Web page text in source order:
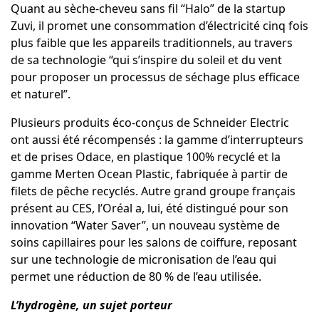
Quant au sèche-cheveu sans fil “Halo”de la startup
Zuvi, il promet une consommation d’électricité cinq fois
plus faible que les appareils traditionnels, au travers
de sa technologie “qui s’inspire du soleil et du vent
pour proposer un processus de séchage plus efficace
et naturel”.
Plusieurs produits éco-conçus de Schneider Electric
ont aussi été récompensés : la gamme d’interrupteurs
et de prises Odace, en plastique 100% recyclé et la
gammeMerten Ocean Plastic, fabriquée à partir de
filets de pêche recyclés. Autre grand groupe français
présent au CES, l’Oréal a, lui, été distingué pour son
innovation “Water Saver”, un nouveau système de
soins capillaires pour les salons de coiffure, reposant
sur une technologie de micronisation de l’eau qui
permet une réduction de 80 % de l’eau utilisée.
L’hydrogène, un sujet porteur